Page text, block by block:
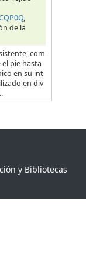
,
de la
com
pie hasta
en su int
en div
y Bibliotecas